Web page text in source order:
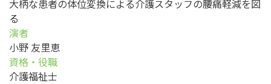
大柄な患者の体位変換による介護スタッフの腰痛軽減を図
る
演者
小野 友里恵
資格・役職
介護福祉士